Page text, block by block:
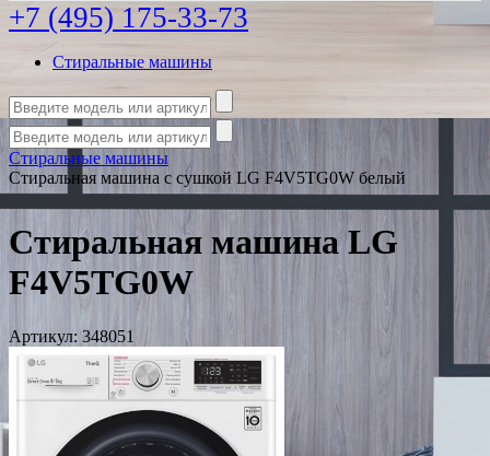
+7 (495) 175-33-73
Стиральные машины
Стиральные машины
Стиральная машина с сушкой LG F4V5TG0W белый
Стиральная машина LG
F4V5TG0W
Артикул: 348051